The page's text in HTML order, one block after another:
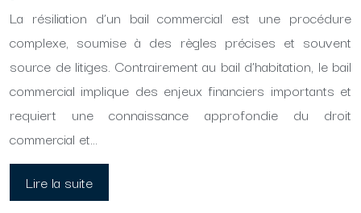
La résiliation d’un bail commercial est une procédure
complexe, soumise à des règles précises et souvent
source de litiges. Contrairement au bail d’habitation, le bail
commercial implique des enjeux financiers importants et
requiert une connaissance approfondie du droit
commercial et…
Lire la suite